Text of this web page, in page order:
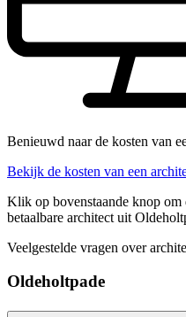
Benieuwd naar de kosten van
Bekijk de kosten van een
Klik op bovenstaande knop om
betaalbare architect uit
Veelgestelde vragen over
Oldeholtpade